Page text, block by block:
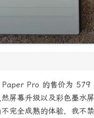
Pro 的售价为 579
屏幕升级以及彩色墨水
完全成熟的体验，我不